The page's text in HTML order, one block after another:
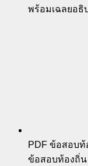
พร้อมเฉลยอธิ
PDF ข้อสอบท้
ข้อสอบท้องถิ่